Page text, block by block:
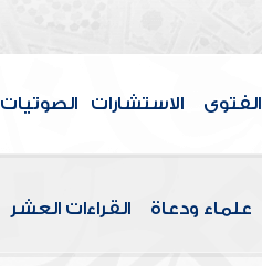
الفتوى الاستشارات الصوتيات
علماء ودعاة القراءات العشر